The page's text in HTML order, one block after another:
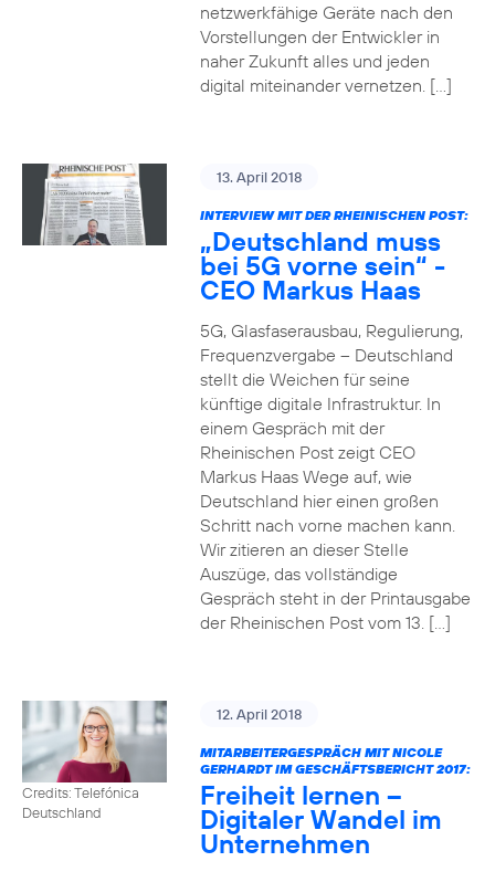
netzwerkfähige Geräte nach den
Vorstellungen der Entwickler in
naher Zukunft alles und jeden
digital miteinander vernetzen. […]
13. April 2018
INTERVIEW MIT DER RHEINISCHEN POST:
„Deutschland muss
bei 5G vorne sein“ -
CEO Markus Haas
5G, Glasfaserausbau, Regulierung,
Frequenzvergabe – Deutschland
stellt die Weichen für seine
künftige digitale Infrastruktur. In
einem Gespräch mit der
Rheinischen Post zeigt CEO
Markus Haas Wege auf, wie
Deutschland hier einen großen
Schritt nach vorne machen kann.
Wir zitieren an dieser Stelle
Auszüge, das vollständige
Gespräch steht in der Printausgabe
der Rheinischen Post vom 13. […]
Credits: Telefónica
Deutschland
12. April 2018
MITARBEITERGESPRÄCH MIT NICOLE
GERHARDT IM GESCHÄFTSBERICHT 2017:
Freiheit lernen –
Digitaler Wandel im
Unternehmen